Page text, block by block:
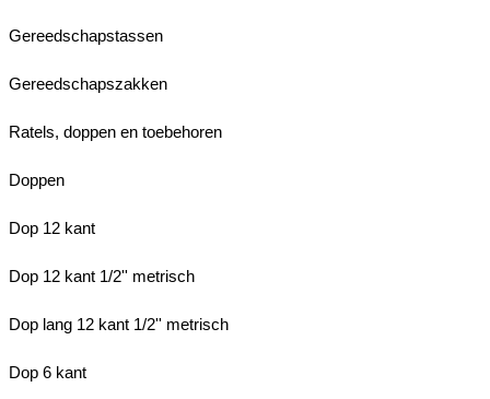
Gereedschapstassen
Gereedschapszakken
Ratels, doppen en toebehoren
Doppen
Dop 12 kant
Dop 12 kant 1/2'' metrisch
Dop lang 12 kant 1/2'' metrisch
Dop 6 kant